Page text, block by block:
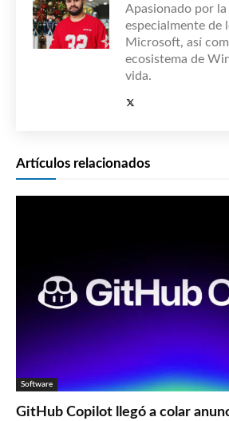
Apasionado por
especialmente de
Microsoft, así
ecosistema de
vida.
Artículos relacionados
Software
GitHub Copilot llegó a colar